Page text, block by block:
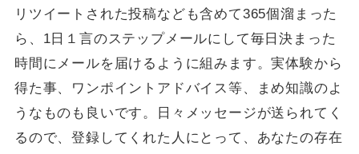
リツイートされた投稿なども含めて365個溜まった
ら、1日１言のステップメールにして毎日決まった
時間にメールを届けるように組みます。実体験から
得た事、ワンポイントアドバイス等、まめ知識のよ
うなものも良いです。日々メッセージが送られてく
るので、登録してくれた人にとって、あなたの存在